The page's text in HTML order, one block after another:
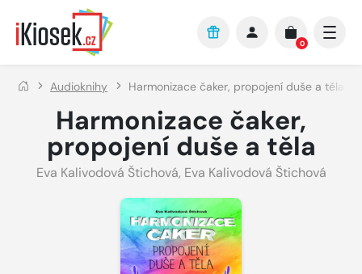
Přejít na hlavní obsah
0
Audioknihy Harmonizace čaker, propojení duše a těla
Harmonizace čaker,
propojení duše a těla
Eva Kalivodová Štichová, Eva Kalivodová Štichová